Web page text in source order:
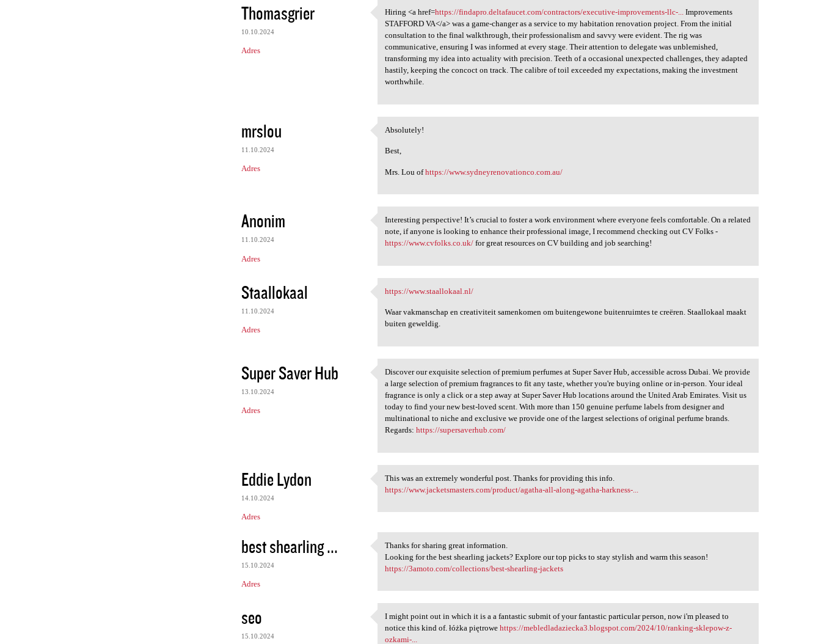
Thomasgrier
10.10.2024
Adres
Hiring <a href=https:/
Hiring <a href=https://findapro.deltafaucet.com/contractors/executive-improvements-llc-...
Improvements
STAFFORD VA</a> was a game-changer as a service to my habitation renovation project. From the initial
consultation to the final walkthrough, their professionalism and savvy were evident. The rig was
communicative, ensuring I was informed at every stage. Their attention to delegate was unblemished,
transforming my idea into actuality with precision. Teeth of a occasional unexpected challenges, they adapted
hastily, keeping the concoct on track. The calibre of toil exceeded my expectations, making the investment
worthwhile.
mrslou
11.10.2024
Adres
Absolutely!
Absolutely!
Best,
Mrs. Lou ofhttps://www.sydneyrenovationco.com.au/
Anonim
11.10.2024
Adres
Interesting perspective! It’s
Interesting perspective! It’s crucial to foster a work environment where everyone feels comfortable. On a related
note, if anyone is looking to enhance their professional image, I recommend checking out CV Folks -
https://www.cvfolks.co.uk/ for great resources on CV building and job searching!
Staallokaal
11.10.2024
Adres
https://www.staallokaal.nl/
https://www.staallokaal.nl/
Waar vakmanschap en creativiteit samenkomen om buitengewone buitenruimtes te creëren. Staallokaal maakt
buiten geweldig.
Super Saver Hub
13.10.2024
Adres
Discover our exquisite
Discover our exquisite selection of premium perfumes at Super Saver Hub, accessible across Dubai. We provide
a large selection of premium fragrances to fit any taste, whether you're buying online or in-person. Your ideal
fragrance is only a click or a step away at Super Saver Hub locations around the United Arab Emirates. Visit us
today to find your new best-loved scent. With more than 150 genuine perfume labels from designer and
multinational to niche and exclusive we provide one of the largest selections of original perfume brands.
Regards:https://supersaverhub.com/
Eddie Lydon
14.10.2024
Adres
This was an extremely
This was an extremely wonderful post. Thanks for providing this info.
https://www.jacketsmasters.com/product/agatha-all-along-agatha-harkness-...
best shearling ...
15.10.2024
Adres
Thanks for sharing great
Thanks for sharing great information.
Looking for the best shearling jackets? Explore our top picks to stay stylish and warm this season!
https://3amoto.com/collections/best-shearling-jackets
seo
15.10.2024
I might point out in which it
I might point out in which it is a a fantastic submit of your fantastic particular person, now i'm pleased to
notice this kind of. łóżka piętrowehttps://mebledladaziecka3.blogspot.com/2024/10/ranking-sklepow-z-
ozkami-...